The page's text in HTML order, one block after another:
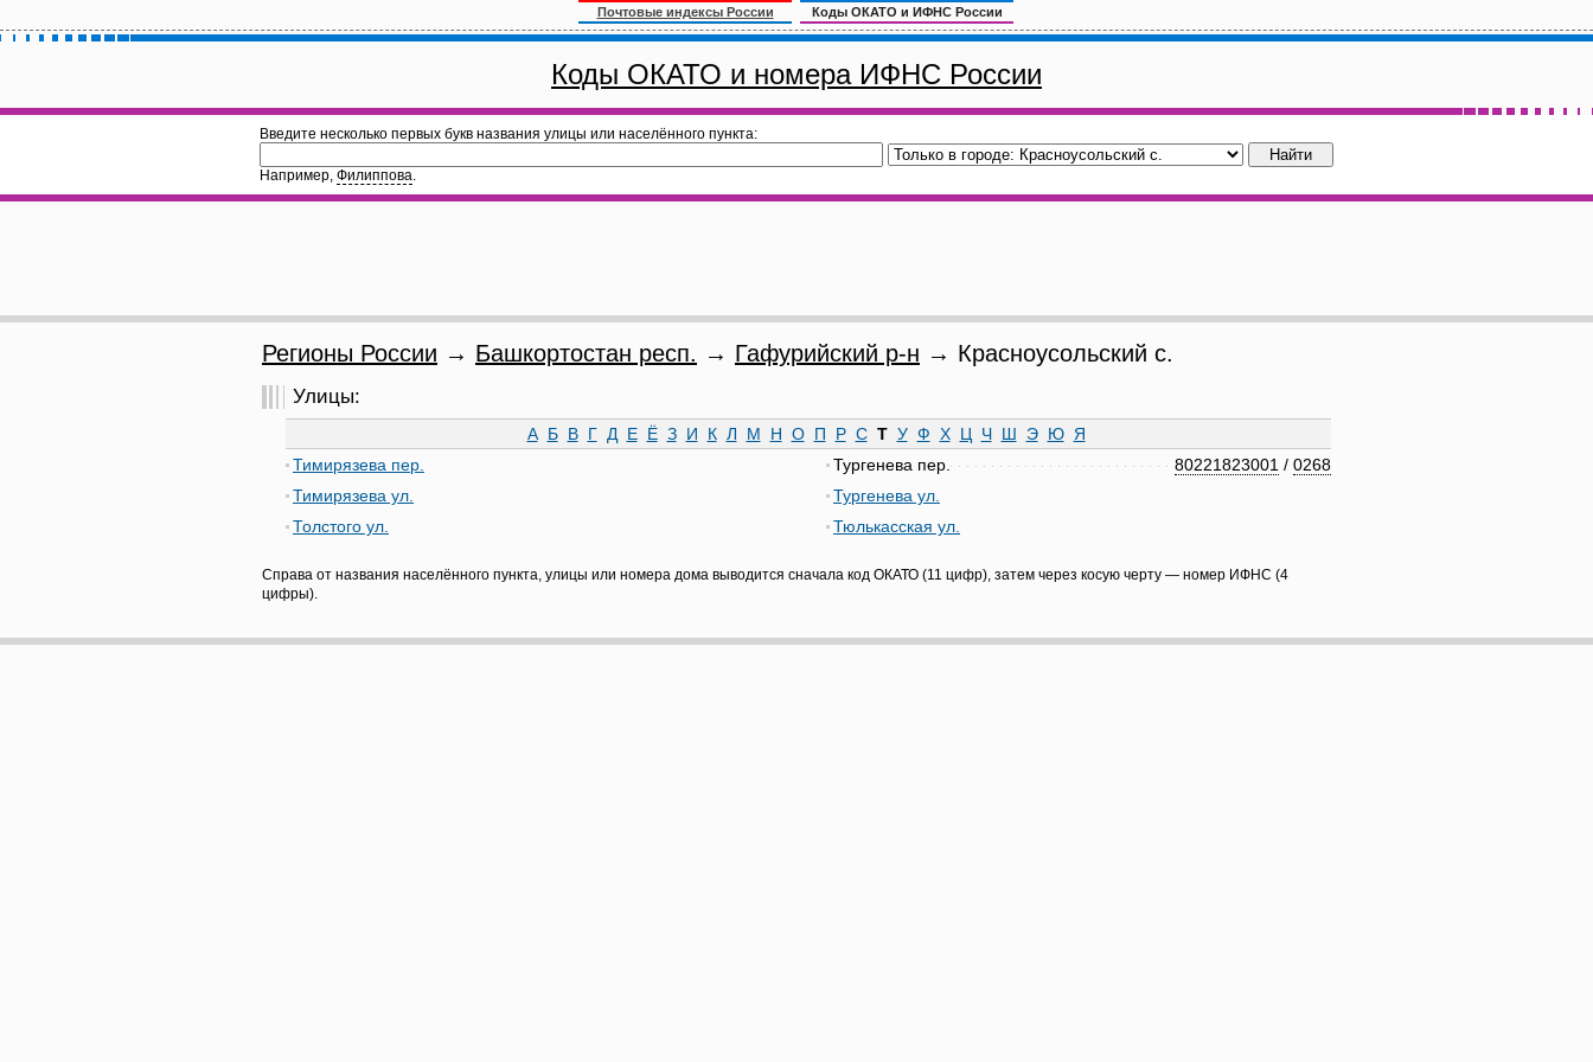
Почтовые индексы России Коды ОКАТО и ИФНС России
Коды ОКАТО и номера ИФНС России
Введите несколько первых букв названия улицы или населённого пункта:
Например, Филиппова.
Регионы России → Башкортостан респ. → Гафурийский р-н → Красноусольский с.
Улицы:
А Б В Г Д Е Ё З И К Л М Н О П Р С Т У Ф Х Ц Ч Ш Э Ю Я
Тимирязева пер.
Тимирязева ул.
Толстого ул.
80221823001 / 0268
Тургенева пер.
Тургенева ул.
Тюлькасская ул.
Справа от названия населённого пункта, улицы или номера дома выводится сначала код ОКАТО (11 цифр), затем через косую черту — номер ИФНС (4
цифры).